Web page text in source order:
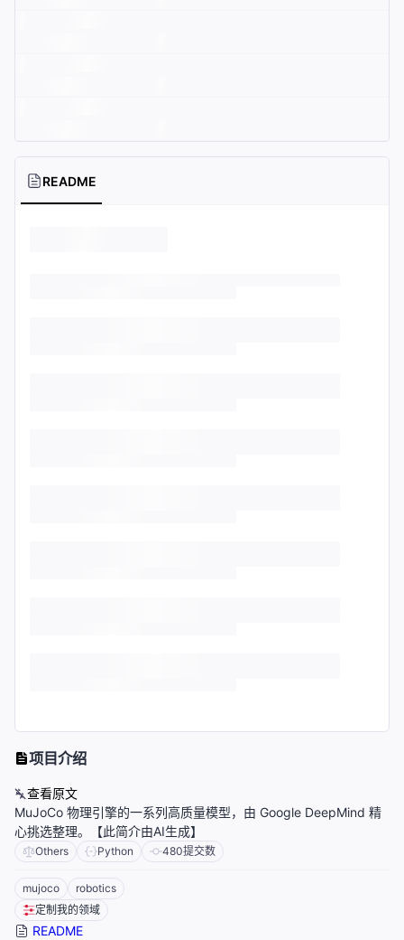
README
项目介绍
查看原文
MuJoCo 物理引擎的一系列高质量模型，由 Google DeepMind 精
心挑选整理。【此简介由AI生成】
Others Python 480提交数
mujoco
robotics
定制我的领域
README